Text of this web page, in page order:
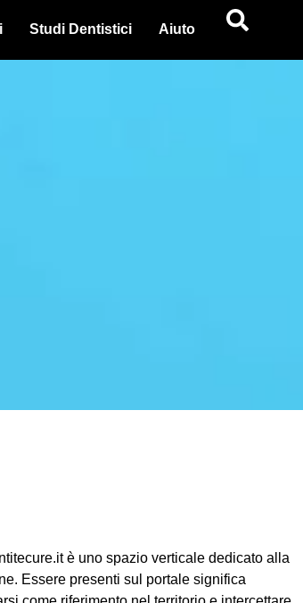
Studi Dentistici Aiuto
è uno spazio verticale dedicato alla
Essere presenti sul portale significa